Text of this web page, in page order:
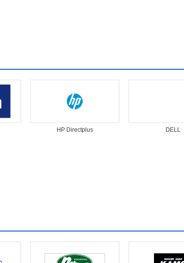
HP Directplus DELL